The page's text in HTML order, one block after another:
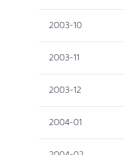
2003-10
2003-11
2003-12
2004-01